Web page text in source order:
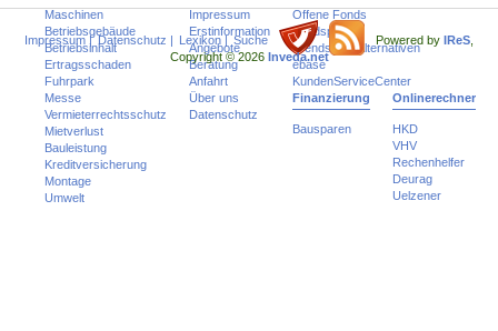
Maschinen
Betriebsgebäude
Betriebsinhalt
Ertragsschaden
Fuhrpark
Messe
Vermieterrechtsschutz
Mietverlust
Bauleistung
Kreditversicherung
Montage
Umwelt
Impressum
Erstinformation
Angebote
Beratung
Anfahrt
Über uns
Datenschutz
Offene Fonds
Fondspolicen
Trends und Alternativen
ebase
KundenServiceCenter
Finanzierung
Bausparen
Onlinerechner
HKD
VHV
Rechenhelfer
Deurag
Uelzener
Impressum| Datenschutz | Lexikon| Suche Powered by IReS
Copyright © 2026 Inveda.net